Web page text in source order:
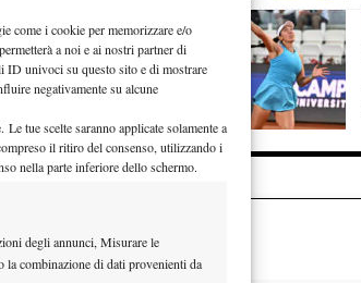
come i cookie per memorizzare e/o
a noi e ai nostri partner di
ID univoci su questo sito e di mostrare
negativamente su alcune
tue scelte saranno applicate solamente a
il ritiro del consenso, utilizzando i
nella parte inferiore dello schermo.
degli annunci, Misurare le
la combinazione di dati provenienti da